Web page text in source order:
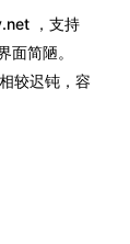
，支持
简陋。
较迟钝，容